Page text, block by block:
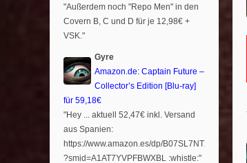
"Außerdem noch "Repo Men" in den
Covern B, C und D für je 12,98€ +
VSK."
Gyre
Amazon.de: Captain Future –
Collector’s Edition [Blu-ray]
für 59,18€
"Hey ... aktuell 52,47€ inkl. Versand
aus Spanien:
https://www.amazon.es/dp/B07SL7NTXR
?smid=A1AT7YVPFBWXBL :whistle:"